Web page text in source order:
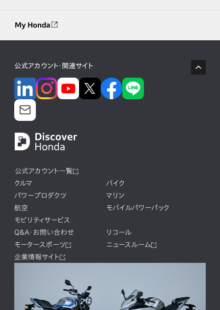
My Honda
公式アカウント・関連サイト
公式アカウント一覧
クルマ
バイク
パワープロダクツ
マリン
航空
モバイルパワーパック
モビリティサービス
Q&A・お問い合わせ
リコール
モータースポーツ
ニュースルーム
企業情報サイト